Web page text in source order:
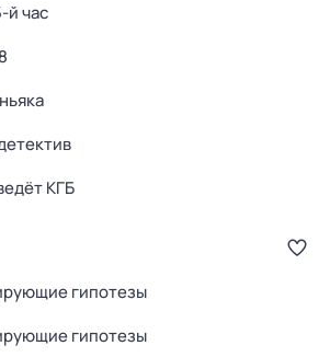
й час
КГБ
гипотезы
гипотезы